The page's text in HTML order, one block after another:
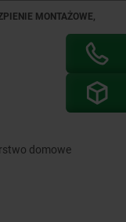
MONTAŻOWE,
domowe